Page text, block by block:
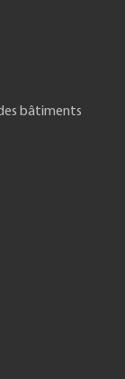
bâtiments